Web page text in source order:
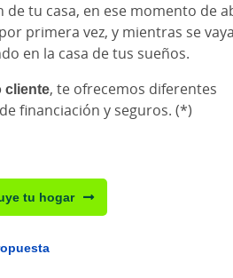
de tu casa, en ese momento de
primera vez, y mientras se vaya
en la casa de tus sueños.
cliente, te ofrecemos diferentes
financiación y seguros. (*)
tu hogar